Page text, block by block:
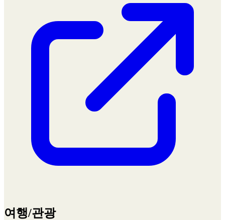
여행/관광